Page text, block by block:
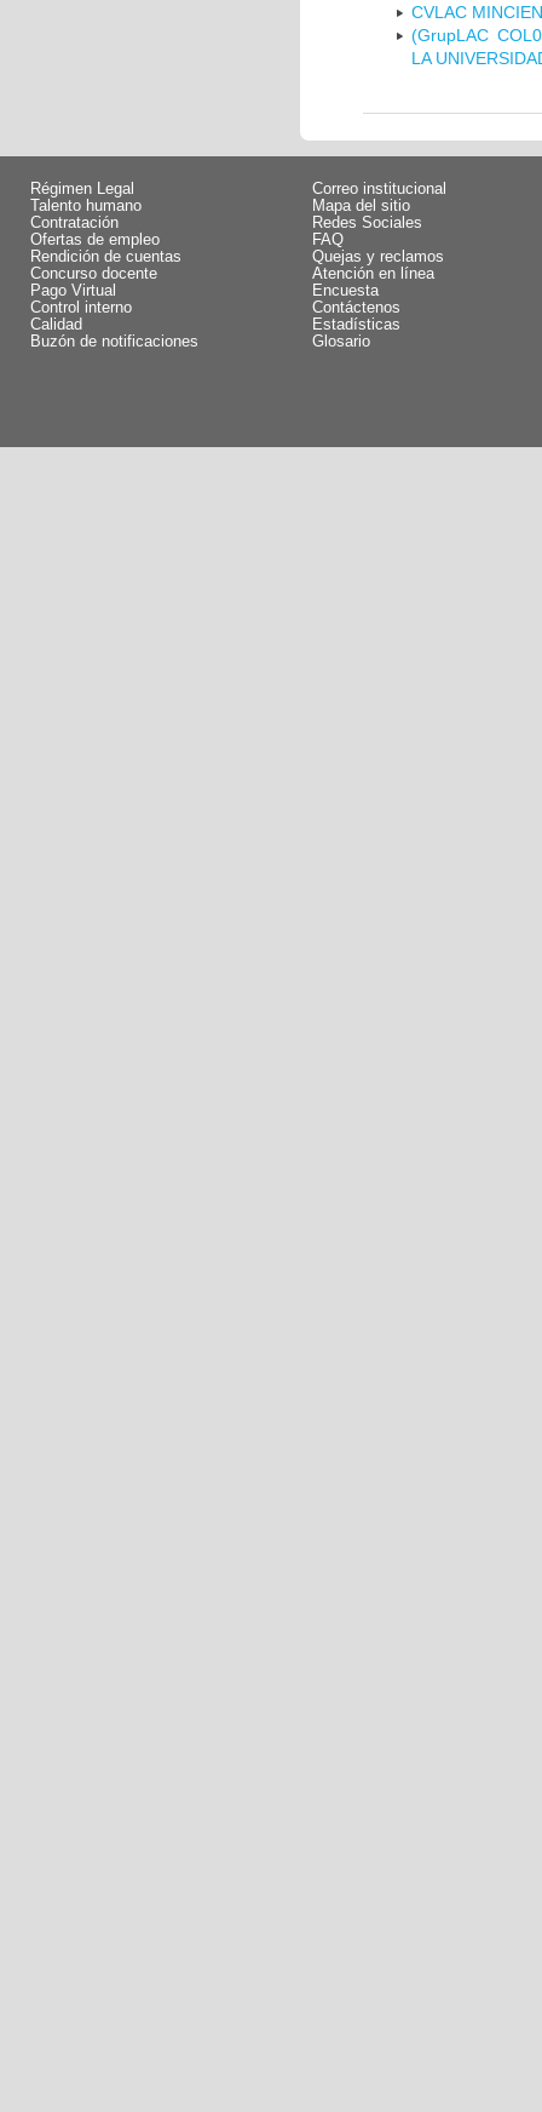
CVLAC
(GrupLAC
LA
Régimen Legal
Talento humano
Contratación
Ofertas de empleo
Rendición de cuentas
Concurso docente
Pago Virtual
Control interno
Calidad
Buzón de notificaciones
Correo institucional
Mapa del sitio
Redes Sociales
FAQ
Quejas y reclamos
Atención en línea
Encuesta
Contáctenos
Estadísticas
Glosario